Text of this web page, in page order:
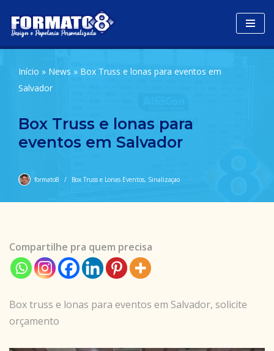
Avançar
para
conteúdo
Início » News » Box Truss e lonas para eventos em
Salvador
Box Truss e lonas para
eventos em Salvador
formato8 Box Truss e Lonas Eventos, Sinalizaçao
Compartilhe pra quem precisa
Box truss e lonas para eventos em Salvador, solicite
orçamento